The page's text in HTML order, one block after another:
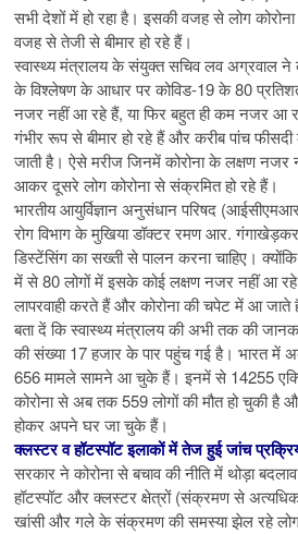
सभी देशों में हो रहा है। इसकी वजह से लोग
वजह से तेजी से बीमार हो रहे हैं।
स्वास्थ्य मंत्रालय के संयुक्त सचिव लव अग्रवाल
के विश्लेषण के आधार पर कोविड-19 के 80
नजर नहीं आ रहे हैं, या फिर बहुत ही कम नजर आ
गंभीर रूप से बीमार हो रहे हैं और करीब पांच फीसदी
जाती है। ऐसे मरीज जिनमें कोरोना के लक्षण
आकर दूसरे लोग कोरोना से संक्रमित हो रहे हैं।
भारतीय आयुर्विज्ञान अनुसंधान परिषद
रोग विभाग के मुखिया डॉक्टर रमण आर.
डिस्टेंसिंग का सख्ती से पालन करना चाहिए।
में से 80 लोगों में इसके कोई लक्षण नजर नहीं आ
लापरवाही करते हैं और कोरोना की चपेट में आ जाते
बता दें कि स्वास्थ्य मंत्रालय की अभी तक की
की संख्या 17 हजार के पार पहुंच गई है। भारत में
656 मामले सामने आ चुके हैं। इनमें से 14255
कोरोना से अब तक 559 लोगों की मौत हो चुकी है
होकर अपने घर जा चुके हैं।
क्लस्टर व हॉटस्पॉट इलाकों में तेज हुई जांच
सरकार ने कोरोना से बचाव की नीति में थोड़ा
हॉटस्पॉट और क्लस्टर क्षेत्रों (संक्रमण से
खांसी और गले के संक्रमण की समस्या झेल रहे